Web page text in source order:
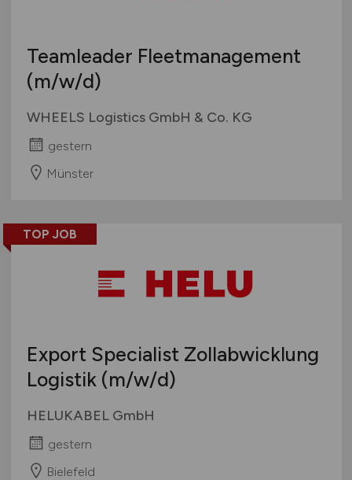
Teamleader Fleetmanagement
(m/w/d)
WHEELS Logistics GmbH & Co. KG
gestern
Münster
TOP JOB
Export Specialist Zollabwicklung
Logistik (m/w/d)
HELUKABEL GmbH
gestern
Bielefeld